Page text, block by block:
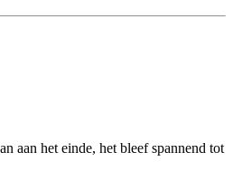
aan het einde, het bleef spannend tot